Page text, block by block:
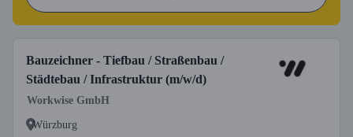
Bauzeichner - Tiefbau / Straßenbau /
Städtebau / Infrastruktur (m/w/d)
Workwise GmbH
Würzburg